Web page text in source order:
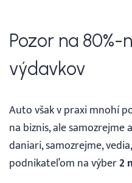
Pozor na 80%-
výdavkov
Auto však v praxi mnohí
na biznis, ale
daniari, samozrejme,
podnikateľom na výber2